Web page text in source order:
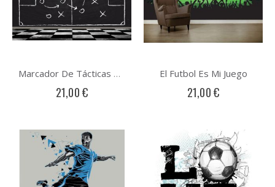
Marcador De Tácticas De Fútbol
21,00 €
El Futbol Es Mi Juego
21,00 €